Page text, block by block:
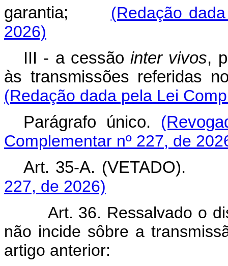
garantia; (Redação
2026)
III - a cessãointer vivos,
às transmissões referidas
(Redação dada pela Lei
Parágrafo único.
Complementar nº 227, de
Art. 35-A.
227, de 2026)
Art. 36. Ressalvado o
não incide sôbre a
artigo anterior: